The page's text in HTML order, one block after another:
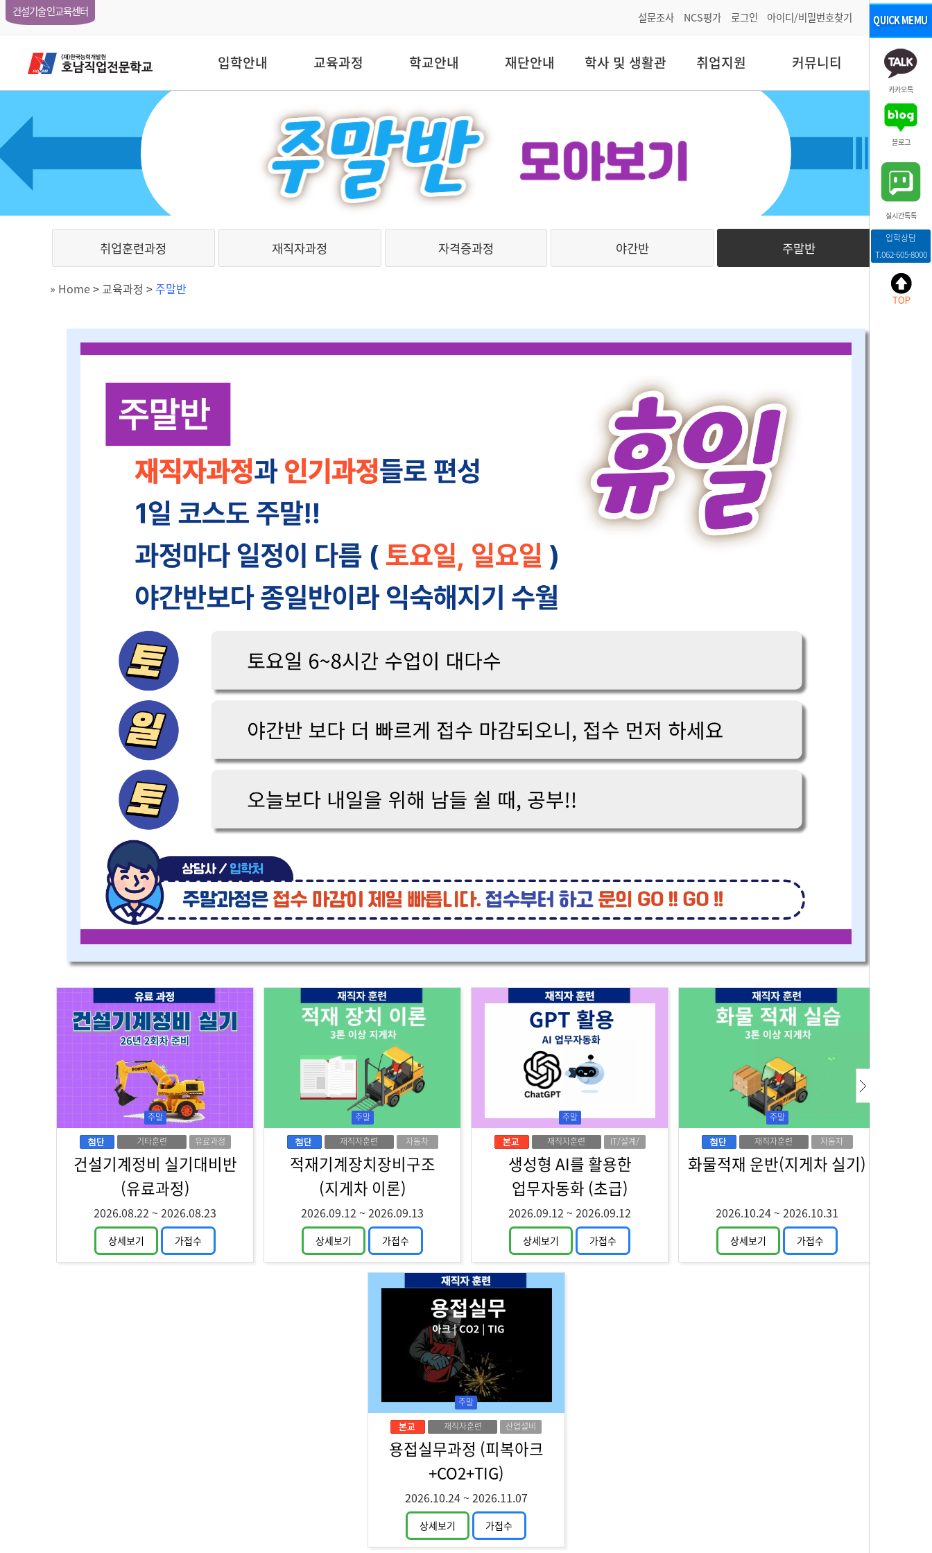
건설기술인교육센터 설문조사 NCS평가 로그인 아이디/비밀번호찾기
입학안내 교육과정 학교안내 재단안내 학사 및 생활관 취업지원 커뮤니티
취업훈련과정 재직자과정 자격증과정 야간반 주말반
» Home> 교육과정 >주말반
주말
기타훈련
유료과정
건설기계정비 실기대비반
(유료과정)
2026.08.22 ~ 2026.08.23
상세보기 가접수
주말
재직자훈련
자동차
적재기계장치장비구조
(지게차 이론)
2026.09.12 ~ 2026.09.13
상세보기 가접수
주말
재직자훈련
IT/설계/
생성형 AI를 활용한
업무자동화 (초급)
2026.09.12 ~ 2026.09.12
상세보기 가접수
주말
재직자훈련
자동차
화물적재 운반(지게차 실기)
2026.10.24 ~ 2026.10.31
상세보기 가접수
주말
재직자훈련
산업설비
용접실무과정 (피복아크
+CO2+TIG)
2026.10.24~ 2026.11.07
상세보기 가접수
카카오톡
블로그
실시간톡톡
입학상담
T.062-605-8000